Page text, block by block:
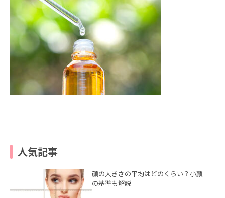
人気記事
顔の大きさの平均はどのくらい？小顔
の基準も解説